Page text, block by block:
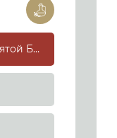
Успение праведной Анны, матери Пресвятой Богородицы